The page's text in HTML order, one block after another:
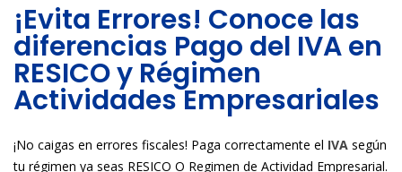
¡Evita Errores! Conoce las
diferencias Pago del IVA en
RESICO y Régimen
Actividades Empresariales
¡No caigas en errores fiscales! Paga correctamente el IVA según
tu régimen ya seas RESICO O Regimen de Actividad Empresarial.